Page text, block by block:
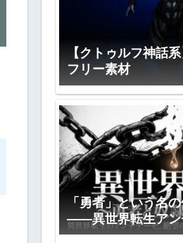
【クトゥルフ神話
フリー素材
「勇者」という名
――異世界転生アン
界転送』全プロッ